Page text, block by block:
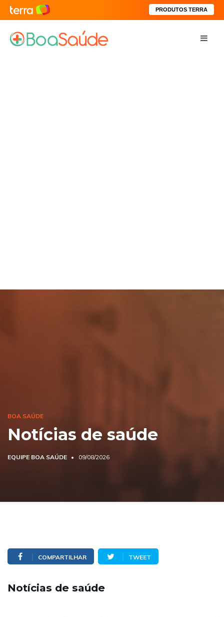
PRODUTOS TERRA
BOA SAÚDE
Notícias de saúde
EQUIPE BOA SAÚDE 09/08/2026
COMPARTILHAR TWEET
Notícias de saúde